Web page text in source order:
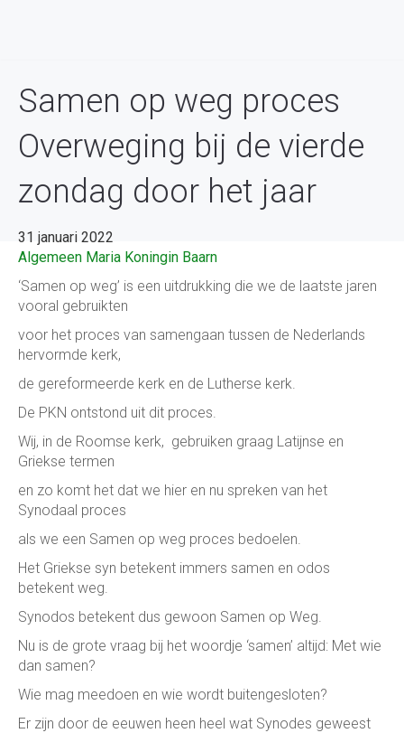
Samen op weg proces
Overweging bij de vierde
zondag door het jaar
31 januari 2022
Algemeen Maria Koningin Baarn
‘Samen op weg’ is een uitdrukking die we de laatste jaren
vooral gebruikten
voor het proces van samengaan tussen de Nederlands
hervormde kerk,
de gereformeerde kerk en de Lutherse kerk.
De PKN ontstond uit dit proces.
Wij, in de Roomse kerk, gebruiken graag Latijnse en
Griekse termen
en zo komt het dat we hier en nu spreken van het
Synodaal proces
als we een Samen op weg proces bedoelen.
Het Griekse syn betekent immers samen en odos
betekent weg.
Synodos betekent dus gewoon Samen op Weg.
Nu is de grote vraag bij het woordje ‘samen’ altijd: Met wie
dan samen?
Wie mag meedoen en wie wordt buitengesloten?
Er zijn door de eeuwen heen heel wat Synodes geweest